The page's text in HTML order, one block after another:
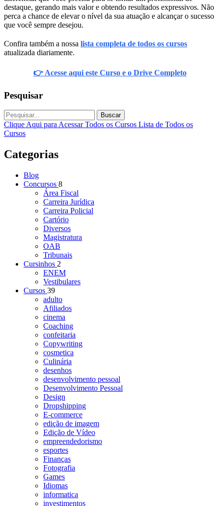
destaque, gerando mais valor e obtendo resultados expressivos. Não
perca a chance de elevar o nível da sua atuação e alcançar o sucesso
que você sempre desejou.
Confira também a nossa lista completa de todos os cursos
atualizada diariamente.
👉 Acesse aqui este Curso e o Drive Completo
Pesquisar
Buscar
Clique Aqui para Acessar Todos os Cursos Lista de Todos os
Cursos
Categorias
Blog
Concursos 8
Área Fiscal
Carreira Jurídica
Carreira Policial
Cartório
Diversos
Magistratura
OAB
Tribunais
Cursinhos 2
ENEM
Vestibulares
Cursos 39
adulto
Afiliados
cinema
Coaching
confeitaria
Copywriting
cosmetica
Culinária
desenhos
desenvolvimento pessoal
Desenvolvimento Pessoal
Design
Dropshipping
E-commerce
edição de imagem
Edição de Vídeo
empreendedorismo
esportes
Finanças
Fotografia
Games
Idiomas
informatica
investimentos